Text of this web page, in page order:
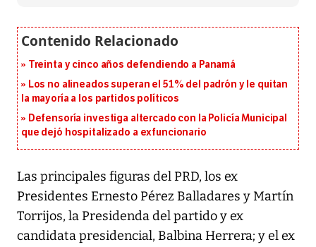
Treinta y cinco años defendiendo a Panamá
Los no alineados superan el 51% del padrón y le quitan
la mayoría a los partidos políticos
Defensoría investiga altercado con la Policía Municipal
que dejó hospitalizado a exfuncionario
Las principales figuras del PRD, los ex
Presidentes Ernesto Pérez Balladares y Martín
Torrijos, la Presidenda del partido y ex
candidata presidencial, Balbina Herrera; y el ex